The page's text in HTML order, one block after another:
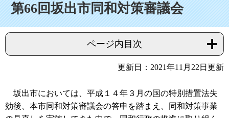
第66回坂出市同和対策審議会
ページ内目次
更新日：2021年11月22日更新
坂出市においては、平成１４年３月の国の特別措置法失
効後、本市同和対策審議会の答申を踏まえ、同和対策事業